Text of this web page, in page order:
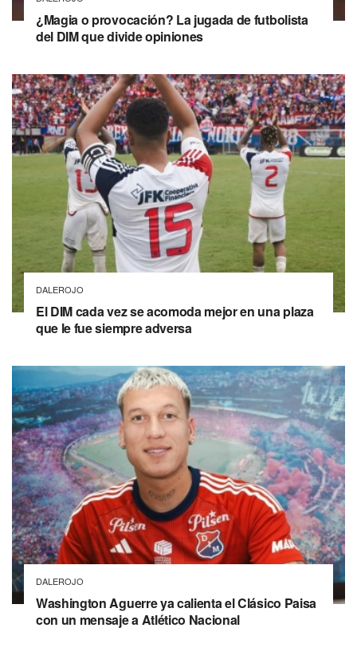
¿Magia o provocación? La jugada de futbolista
del DIM que divide opiniones
DALEROJO
El DIM cada vez se acomoda mejor en una plaza
que le fue siempre adversa
DALEROJO
Washington Aguerre ya calienta el Clásico Paisa
con un mensaje a Atlético Nacional